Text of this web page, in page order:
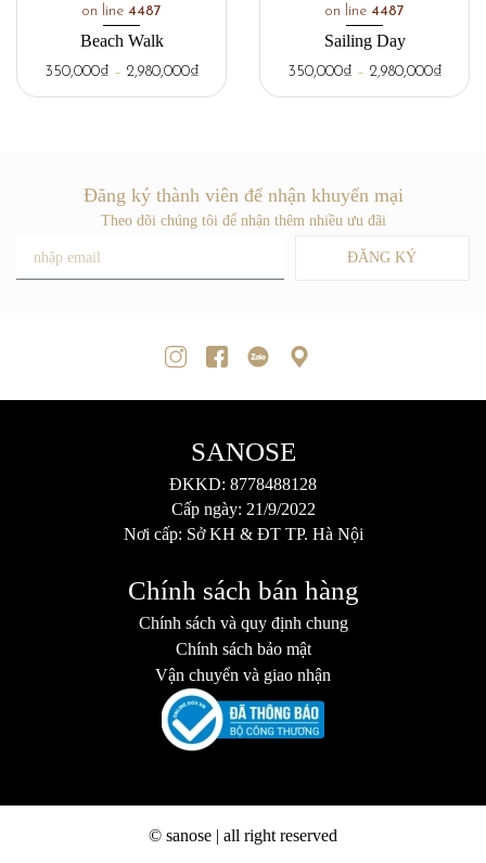
on line 4487
Beach Walk
350,000₫ – 2,980,000₫
on line 4487
Sailing Day
350,000₫ – 2,980,000₫
Đăng ký thành viên để nhận khuyến mại
Theo dõi chúng tôi để nhận thêm nhiều ưu đãi
ĐĂNG KÝ
SANOSE
ĐKKD: 8778488128
Cấp ngày: 21/9/2022
Nơi cấp: Sở KH & ĐT TP. Hà Nội
Chính sách bán hàng
Chính sách và quy định chung
Chính sách bảo mật
Vận chuyển và giao nhận
© sanose | all right reserved